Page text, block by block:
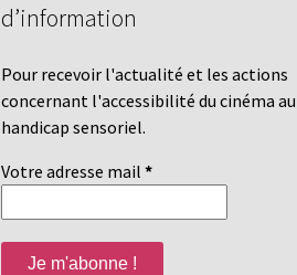
d’information
Pour recevoir l'actualité et les actions
concernant l'accessibilité du cinéma au
handicap sensoriel.
Votre adresse mail *